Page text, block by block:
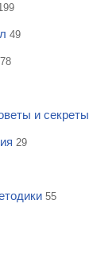
49
78
и секреты
29
55